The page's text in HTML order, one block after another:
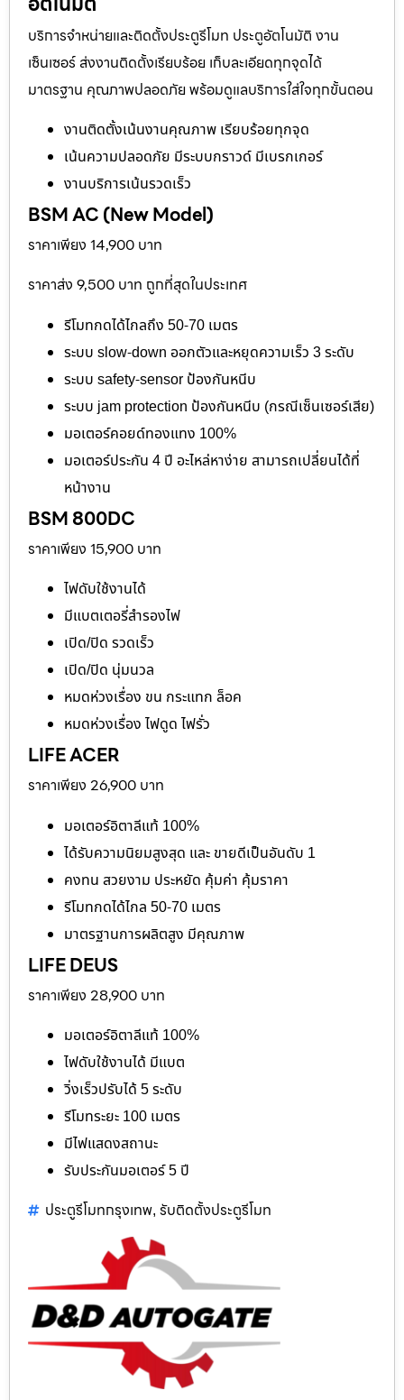
บริการจำหน่ายและติดตั้งประตูรีโมท ประตูอัตโนมัติ งาน
เซ็นเซอร์ ส่งงานติดตั้งเรียบร้อย เก็บละเอียดทุกจุดได้
มาตรฐาน คุณภาพปลอดภัย พร้อมดูแลบริการใส่ใจทุกขั้นตอน
งานติดตั้งเน้นงานคุณภาพ เรียบร้อยทุกจุด
เน้นความปลอดภัย มีระบบกราวด์ มีเบรกเกอร์
งานบริการเน้นรวดเร็ว
BSM AC (New Model)
ราคาเพียง 14,900 บาท
ราคาส่ง 9,500 บาท ถูกที่สุดในประเทศ
รีโมทกดได้ไกลถึง 50-70 เมตร
ระบบ slow-down ออกตัวและหยุดความเร็ว 3 ระดับ
ระบบ safety-sensor ป้องกันหนีบ
ระบบ jam protection ป้องกันหนีบ (กรณีเซ็นเซอร์เสีย)
มอเตอร์คอยด์ทองแทง 100%
มอเตอร์ประกัน 4 ปี อะไหล่หาง่าย สามารถเปลี่ยนได้ที่
หน้างาน
BSM 800DC
ราคาเพียง 15,900 บาท
ไฟดับใช้งานได้
มีแบตเตอรี่สำรองไฟ
เปิด/ปิด รวดเร็ว
เปิด/ปิด นุ่มนวล
หมดห่วงเรื่อง ขน กระแทก ล็อค
หมดห่วงเรื่อง ไฟดูด ไฟรั่ว
LIFE ACER
ราคาเพียง 26,900 บาท
มอเตอร์อิตาลีแท้ 100%
ได้รับความนิยมสูงสุด และ ขายดีเป็นอันดับ 1
คงทน สวยงาม ประหยัด คุ้มค่า คุ้มราคา
รีโมทกดได้ไกล 50-70 เมตร
มาตรฐานการผลิตสูง มีคุณภาพ
LIFE DEUS
ราคาเพียง 28,900 บาท
มอเตอร์อิตาลีแท้ 100%
ไฟดับใช้งานได้ มีแบต
วิ่งเร็วปรับได้ 5 ระดับ
รีโมทระยะ 100 เมตร
มีไฟแสดงสถานะ
รับประกันมอเตอร์ 5 ปี
ประตูรีโมทกรุงเทพ, รับติดตั้งประตูรีโมท